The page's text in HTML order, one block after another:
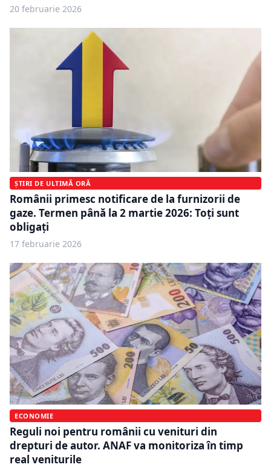
20 februarie 2026
ȘTIRI DE ULTIMĂ ORĂ
Românii primesc notificare de la furnizorii de
gaze. Termen până la 2 martie 2026: Toți sunt
obligați
17 februarie 2026
ECONOMIE
Reguli noi pentru românii cu venituri din
drepturi de autor. ANAF va monitoriza în timp
real veniturile